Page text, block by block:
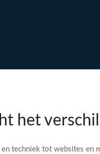
het
techniek tot websites en